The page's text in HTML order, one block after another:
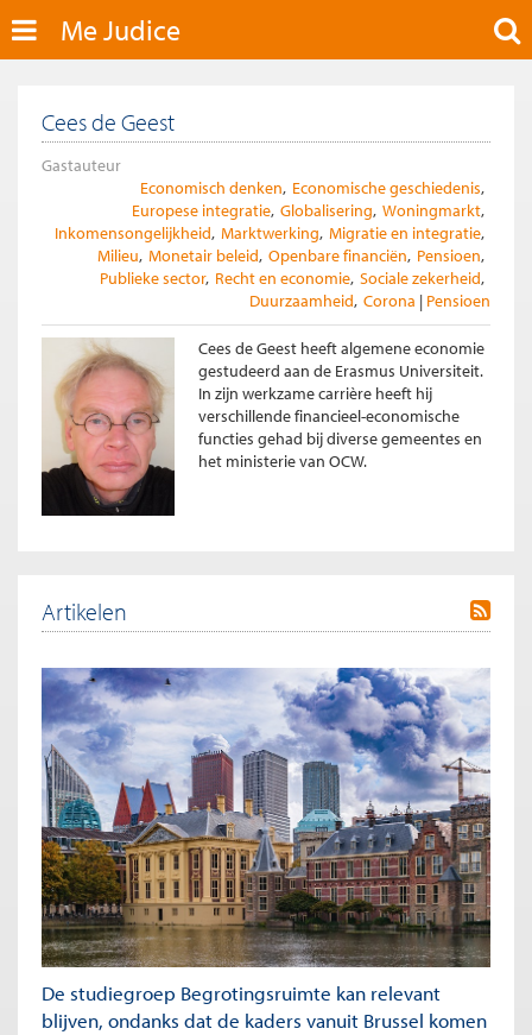
Me Judice
Cees de Geest
Gastauteur
Economisch denken Economische geschiedenis
Europese integratie Globalisering Woningmarkt
Inkomensongelijkheid Marktwerking Migratie en integratie
Milieu Monetair beleid Openbare financiën Pensioen
Publieke sector Recht en economie Sociale zekerheid
Duurzaamheid Corona Pensioen
Cees de Geest heeft algemene economie
gestudeerd aan de Erasmus Universiteit.
In zijn werkzame carrière heeft hij
verschillende financieel-economische
functies gehad bij diverse gemeentes en
het ministerie van OCW.
Artikelen
De studiegroep Begrotingsruimte kan relevant
blijven, ondanks dat de kaders vanuit Brussel komen